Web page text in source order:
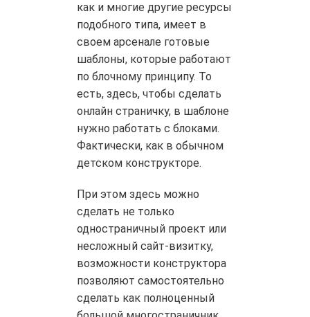
как и многие другие ресурсы
подобного типа, имеет в
своем арсенале готовые
шаблоны, которые работают
по блочному принципу. То
есть, здесь, чтобы сделать
онлайн страничку, в шаблоне
нужно работать с блоками.
Фактически, как в обычном
детском конструкторе.
При этом здесь можно
сделать не только
одностраничный проект или
несложный сайт-визитку,
возможности конструктора
позволяют самостоятельно
сделать как полноценный